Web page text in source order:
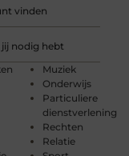
vinden
jij nodig hebt
Muziek
Onderwijs
Particuliere
dienstverlening
Rechten
Relatie